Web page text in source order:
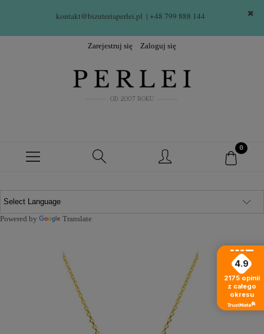
kontakt@bizuteriaperlei.pl | +48 799 888 144
Zarejestruj się Zaloguj się
Powered by Translate
4.9
2175 opinii
z całego
okresu